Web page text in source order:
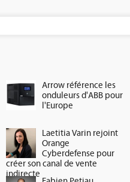
Arrow référence les
onduleurs d'ABB pour
l'Europe
Laetitia Varin rejoint
Orange
Cyberdefense pour
créer son canal de vente
indirecte